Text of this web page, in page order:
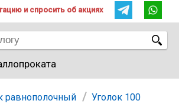
и спросить об акциях
равнополочный Уголок 100